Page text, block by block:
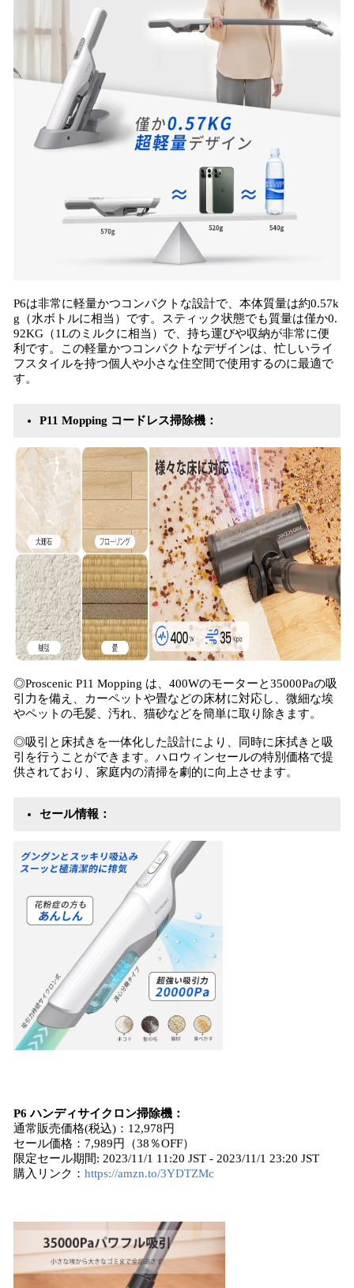
P6は非常に軽量かつコンパクトな設計で、本体質量は約0.57k
g（水ボトルに相当）です。スティック状態でも質量は僅か0.
92KG（1Lのミルクに相当）で、持ち運びや収納が非常に便
利です。この軽量かつコンパクトなデザインは、忙しいライ
フスタイルを持つ個人や小さな住空間で使用するのに最適で
す。
P11 Mopping コードレス掃除機：
◎Proscenic P11 Mopping は、400Wのモーターと35000Paの吸
引力を備え、カーペットや畳などの床材に対応し、微細な埃
やペットの毛髪、汚れ、猫砂などを簡単に取り除きます。
◎吸引と床拭きを一体化した設計により、同時に床拭きと吸
引を行うことができます。ハロウィンセールの特別価格で提
供されており、家庭内の清掃を劇的に向上させます。
セール情報：
P6 ハンディサイクロン掃除機：
通常販売価格(税込)：12,978円
セール価格：7,989円（38％OFF）
限定セール期間: 2023/11/1 11:20 JST - 2023/11/1 23:20 JST
購入リンク： https://amzn.to/3YDTZMc